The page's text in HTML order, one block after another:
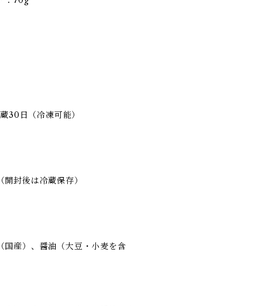
30日（冷凍可能）
封後は冷蔵保存）
国産）、醤油（大豆・小麦を含